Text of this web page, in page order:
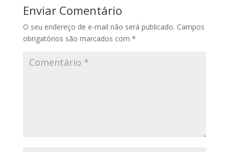
Enviar Comentário
O seu endereço de e-mail não será publicado. Campos
obrigatórios são marcados com *